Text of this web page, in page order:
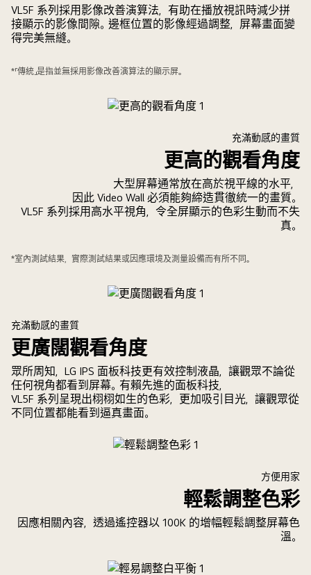
VL5F 系列採用影像改善演算法，有助在播放視訊時減少拼
接顯示的影像間隙。邊框位置的影像經過調整，屏幕畫面變
得完美無縫。
*「傳統」是指並無採用影像改善演算法的顯示屏。
充滿動感的畫質
更高的觀看角度
大型屏幕通常放在高於視平線的水平，
因此 Video Wall 必須能夠締造貫徹統一的畫質。
VL5F 系列採用高水平視角，令全屏顯示的色彩生動而不失
真。
*室內測試結果，實際測試結果或因應環境及測量設備而有所不同。
充滿動感的畫質
更廣闊觀看角度
眾所周知，LG IPS 面板科技更有效控制液晶，讓觀眾不論從
任何視角都看到屏幕。有賴先進的面板科技，
VL5F 系列呈現出栩栩如生的色彩，更加吸引目光，讓觀眾從
不同位置都能看到逼真畫面。
方便用家
輕鬆調整色彩
因應相關內容，透過遙控器以 100K 的增幅輕鬆調整屏幕色
溫。